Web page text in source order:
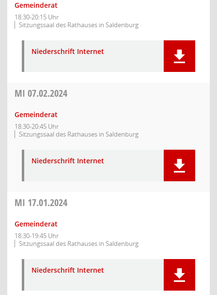
Gemeinderat
18:30-20:15 Uhr
Sitzungssaal des Rathauses in Saldenburg
Niederschrift Internet
MI 07.02.2024
Gemeinderat
18:30-20:45 Uhr
Sitzungssaal des Rathauses in Saldenburg
Niederschrift Internet
MI 17.01.2024
Gemeinderat
18:30-19:45 Uhr
Sitzungssaal des Rathauses in Saldenburg
Niederschrift Internet